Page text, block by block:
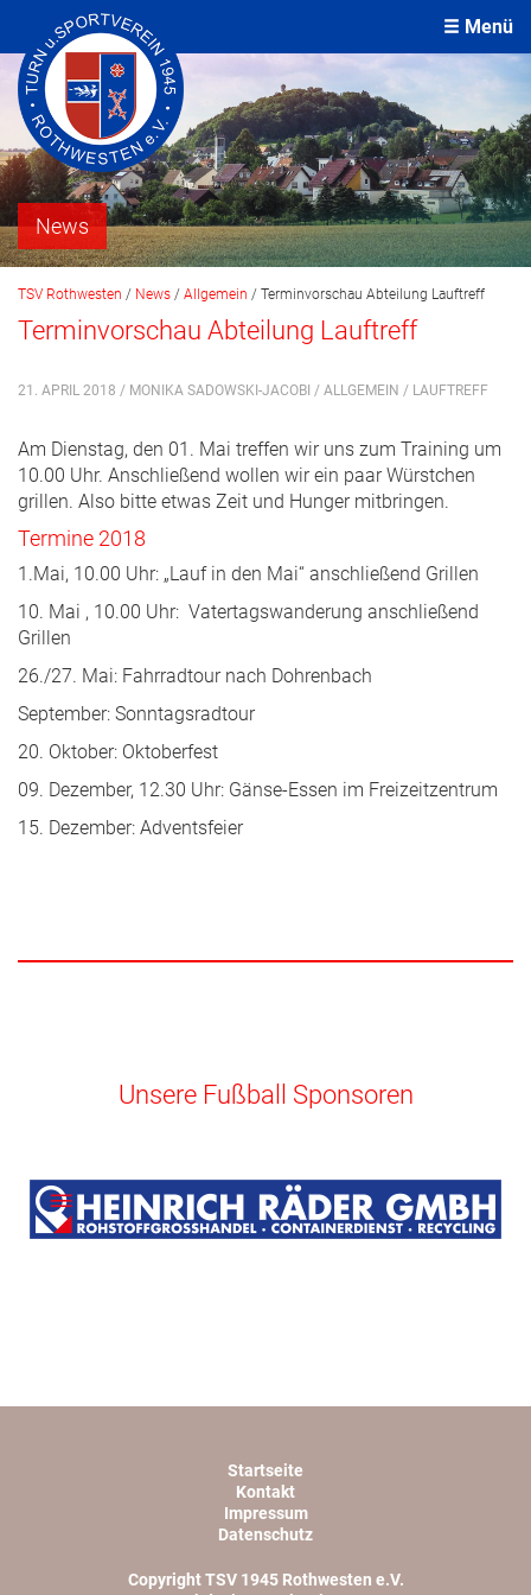
Menü
News
TSV Rothwesten / News / Allgemein / Terminvorschau Abteilung Lauftreff
Terminvorschau Abteilung Lauftreff
21. APRIL 2018 / MONIKA SADOWSKI-JACOBI / ALLGEMEIN / LAUFTREFF
Am Dienstag, den 01. Mai treffen wir uns zum Training um
10.00 Uhr. Anschließend wollen wir ein paar Würstchen
grillen. Also bitte etwas Zeit und Hunger mitbringen.
Termine 2018
1.Mai, 10.00 Uhr: „Lauf in den Mai“ anschließend Grillen
10. Mai , 10.00 Uhr: Vatertagswanderung anschließend
Grillen
26./27. Mai: Fahrradtour nach Dohrenbach
September: Sonntagsradtour
20. Oktober: Oktoberfest
09. Dezember, 12.30 Uhr: Gänse-Essen im Freizeitzentrum
15. Dezember: Adventsfeier
Unsere Fußball Sponsoren
Startseite
Kontakt
Impressum
Datenschutz
Copyright TSV 1945 Rothwesten e.V.